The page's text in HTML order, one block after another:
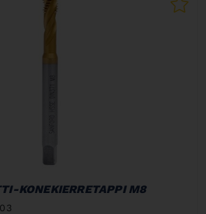
KONEKIERRETAPPI M8